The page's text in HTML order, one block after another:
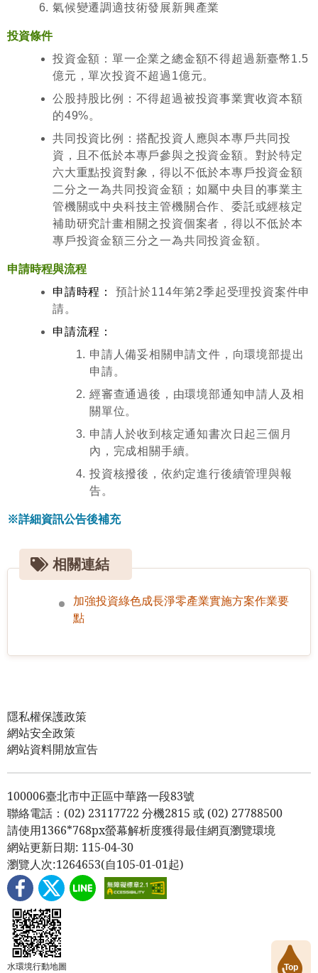
氣候變遷調適技術發展新興產業
投資條件
投資金額：單一企業之總金額不得超過新臺幣1.5
億元，單次投資不超過1億元。
公股持股比例：不得超過被投資事業實收資本額
的49%。
共同投資比例：搭配投資人應與本專戶共同投
資，且不低於本專戶參與之投資金額。對於特定
六大重點投資對象，得以不低於本專戶投資金額
二分之一為共同投資金額；如屬中央目的事業主
管機關或中央科技主管機關合作、委託或經核定
補助研究計畫相關之投資個案者，得以不低於本
專戶投資金額三分之一為共同投資金額。
申請時程與流程
申請時程：
預計於114年第2季起受理投資案件申
請。
申請流程：
申請人備妥相關申請文件，向環境部提出
申請。
經審查通過後，由環境部通知申請人及相
關單位。
申請人於收到核定通知書次日起三個月
內，完成相關手續。
投資核撥後，依約定進行後續管理與報
告。
※詳細資訊公告後補充
相關連結
加強投資綠色成長淨零產業實施方案作業要
點
隱私權保護政策
網站安全政策
網站資料開放宣告
100006臺北市中正區中華路一段83號
聯絡電話：(02) 23117722 分機2815 或 (02) 27788500
請使用1366*768px螢幕解析度獲得最佳網頁瀏覽環境
網站更新日期: 115-04-30
瀏覽人次:1264653(自105-01-01起)
水環境行動地圖